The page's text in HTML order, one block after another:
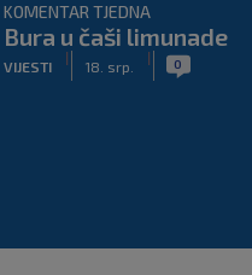
KOMENTAR TJEDNA
Bura u čaši limunade
VIJESTI
|
18. srp.
| 0